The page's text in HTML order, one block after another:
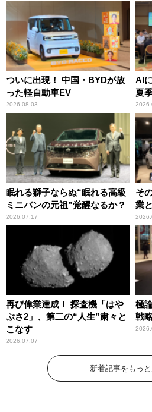
ついに出現！ 中国・BYDが放
った軽自動車EV
2026.08.03
AI
夏
眠れる獅子ならぬ“眠れる高級
ミニバンの元祖”覚醒なるか？
2026.07.17
そ
業
再び偉業達成！ 探査機「はや
ぶさ2」、第二の“人生”粛々と
こなす
2026.07.07
極
戦
新着記事をもっ